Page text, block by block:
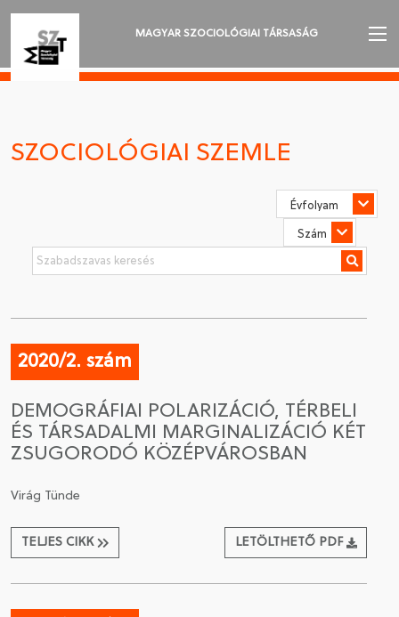
MAGYAR SZOCIOLÓGIAI TÁRSASÁG
SZOCIOLÓGIAI SZEMLE
CSATLAKOZÁS A TÁRSASÁGHOZ / MEGÚJÍTOM A
TAGSÁGOMAT
SZOCIOLÓGIAI SZEMLE
2020/2. szám
DEMOGRÁFIAI POLARIZÁCIÓ, TÉRBELI
ÉS TÁRSADALMI MARGINALIZÁCIÓ KÉT
ZSUGORODÓ KÖZÉPVÁROSBAN
Virág Tünde
TELJES CIKK LETÖLTHETŐ PDF